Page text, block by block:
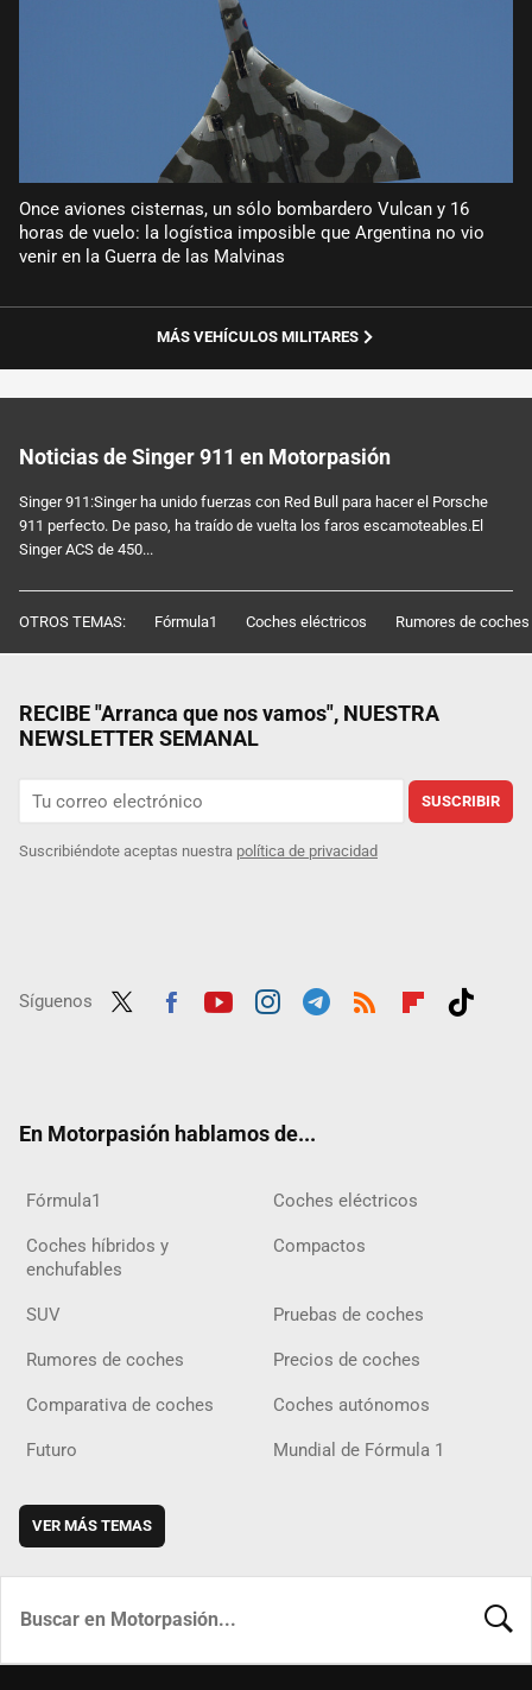
Once aviones cisternas, un sólo bombardero Vulcan y 16
horas de vuelo: la logística imposible que Argentina no vio
venir en la Guerra de las Malvinas
MÁS VEHÍCULOS MILITARES
Noticias de Singer 911 en Motorpasión
Singer 911:Singer ha unido fuerzas con Red Bull para hacer el Porsche
911 perfecto. De paso, ha traído de vuelta los faros escamoteables.El
Singer ACS de 450...
OTROS TEMAS: Fórmula1 Coches eléctricos Rumores de coches
RECIBE "Arranca que nos vamos", NUESTRA
NEWSLETTER SEMANAL
SUSCRIBIR
Suscribiéndote aceptas nuestra política de privacidad
Síguenos
En Motorpasión hablamos de...
Fórmula1 Coches eléctricos
Coches híbridos y
enchufables
Compactos
SUV Pruebas de coches
Rumores de coches Precios de coches
Comparativa de coches Coches autónomos
Futuro Mundial de Fórmula 1
VER MÁS TEMAS